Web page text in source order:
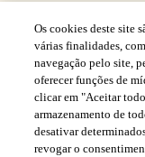
os dados
nossa
Os cookies deste site
várias finalidades,
navegação pelo site,
oferecer funções de
clicar em "Aceitar
armazenamento de
desativar
revogar o